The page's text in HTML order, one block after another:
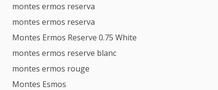
montes ermos reserva
montes ermos reserva
Montes Ermos Reserve 0.75 White
montes ermos reserve blanc
montes ermos rouge
Montes Esmos